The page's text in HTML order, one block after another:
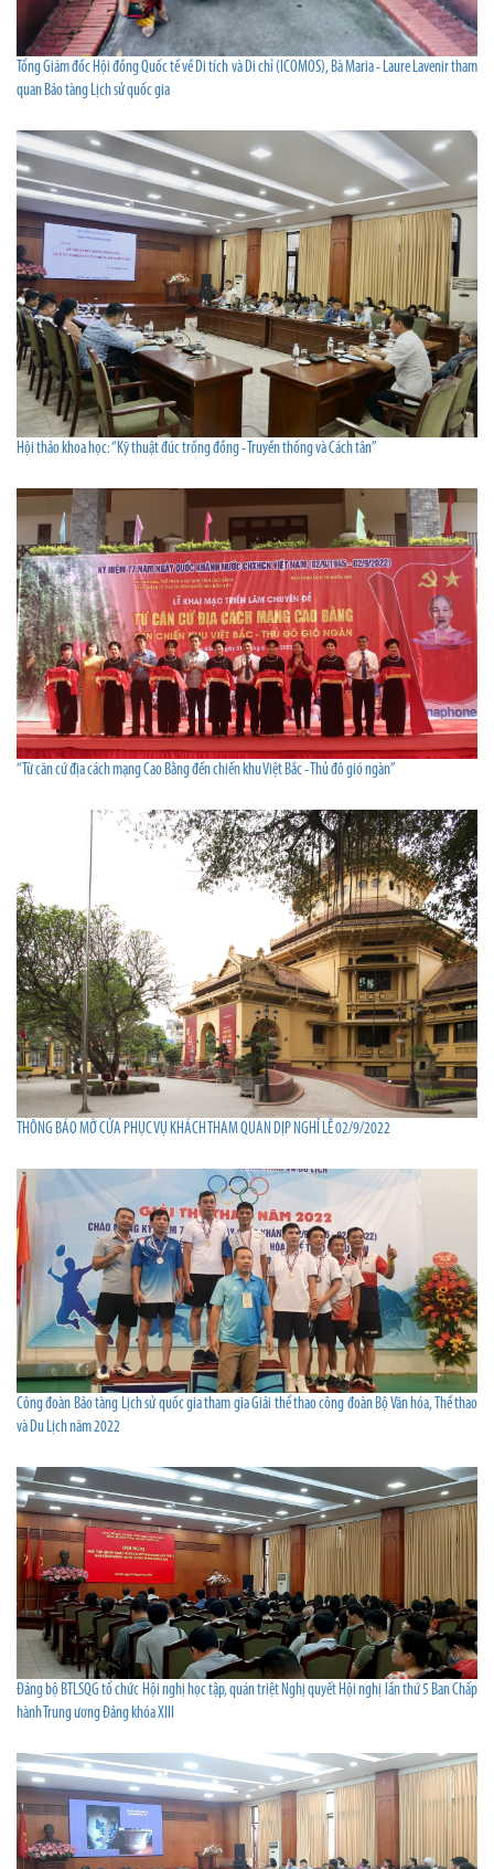
Tổng Giám đốc Hội đồng Quốc tế về Di tích và Di chỉ (ICOMOS), Bà Maria - Laure Lavenir tham
quan Bảo tàng Lịch sử quốc gia
Hội thảo khoa học: “Kỹ thuật đúc trống đồng - Truyền thống và Cách tân”
“Từ căn cứ địa cách mạng Cao Bằng đến chiến khu Việt Bắc - Thủ đô gió ngàn”
THÔNG BÁO MỞ CỬA PHỤC VỤ KHÁCH THAM QUAN DỊP NGHỈ LỄ 02/9/2022
Công đoàn Bảo tàng Lịch sử quốc gia tham gia Giải thể thao công đoàn Bộ Văn hóa, Thể thao
và Du Lịch năm 2022
Đảng bộ BTLSQG tổ chức Hội nghị học tập, quán triệt Nghị quyết Hội nghị lần thứ 5 Ban Chấp
hành Trung ương Đảng khóa XIII